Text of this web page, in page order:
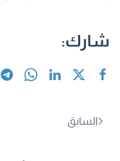
شارك:
السابق